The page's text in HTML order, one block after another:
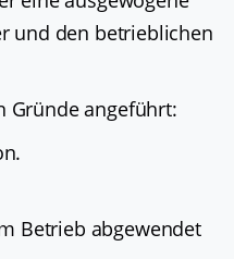
und den betrieblichen
Gründe angeführt:
Betrieb abgewendet